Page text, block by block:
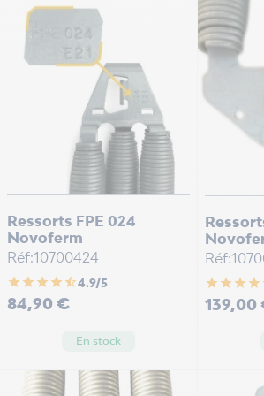
Ressorts FPE 024
Novoferm
Réf:10700424
star star star star star_half4.9/5
Prix
84,90 €
En stock
star star star star
Prix
139,00